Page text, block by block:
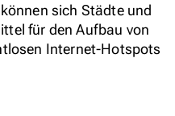
sich Städte und
für den Aufbau von
Internet-Hotspots